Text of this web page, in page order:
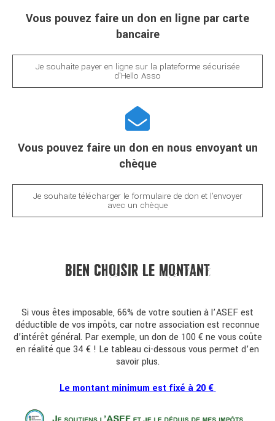
Vous pouvez faire un don en ligne par carte
bancaire
Je souhaite payer en ligne sur la plateforme sécurisée
d'Hello Asso
Vous pouvez faire un don en nous envoyant un
chèque
Je souhaite télécharger le formulaire de don et l'envoyer
avec un chèque
BIEN CHOISIR LE MONTANT
Si vous êtes imposable, 66% de votre soutien à l’ASEF est
déductible de vos impôts, car notre association est reconnue
d’intérêt général. Par exemple, un don de 100 € ne vous coûte
en réalité que 34 € ! Le tableau ci-dessous vous permet d’en
savoir plus.
Le montant minimum est fixé à 20 €